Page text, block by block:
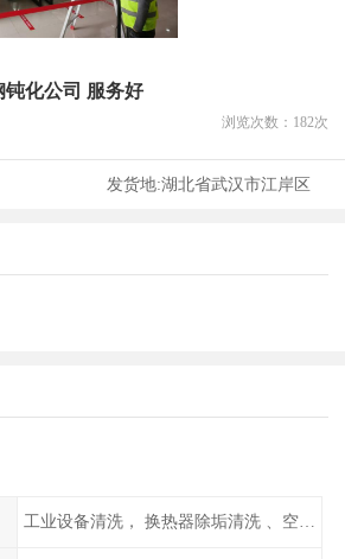
化公司 服务好
浏览次数： 182次
发货地:湖北省武汉市江岸区
工业设备清洗， 换热器除垢清洗 、空调清洗等